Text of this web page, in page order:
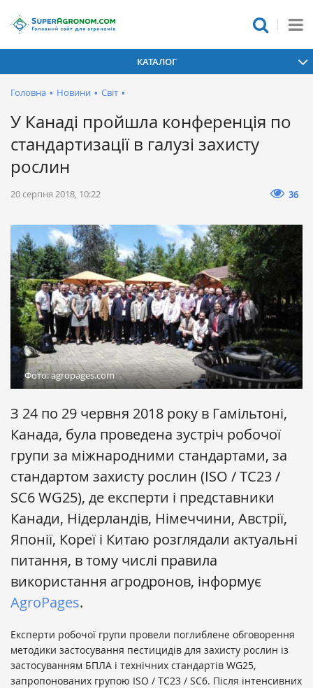
КАТАЛОГ
Головна • Новини • Світ •
У Канаді пройшла конференція по
стандартизації в галузі захисту
рослин
20 серпня 2018, 10:22 36
Фото: agropages.com
З 24 по 29 червня 2018 року в Гамільтоні,
Канада, була проведена зустріч робочої
групи за міжнародними стандартами, за
стандартом захисту рослин (ISO / TC23 /
SC6 WG25), де експерти і представники
Канади, Нідерландів, Німеччини, Австрії,
Японії, Кореї і Китаю розглядали актуальні
питання, в тому числі правила
використання агродронов, інформує
AgroPages.
Експерти робочої групи провели поглиблене обговорення
методики застосування пестицидів для захисту рослин із
застосуванням БПЛА і технічних стандартів WG25,
запропонованих групою ISO / TC23 / SC6. Після інтенсивних